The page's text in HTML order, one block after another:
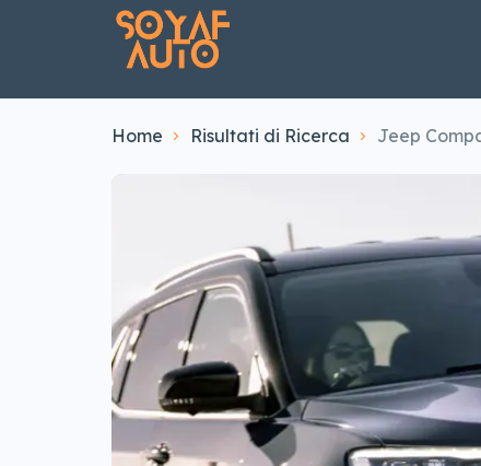
Home Risultati di Ricerca Jeep